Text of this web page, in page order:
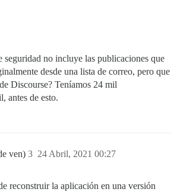
seguridad no incluye las publicaciones que
desde una lista de correo, pero que
Discourse? Teníamos 24 mil
antes de esto.
ven) 24 Abril, 2021 00:27
3
reconstruir la aplicación en una versión